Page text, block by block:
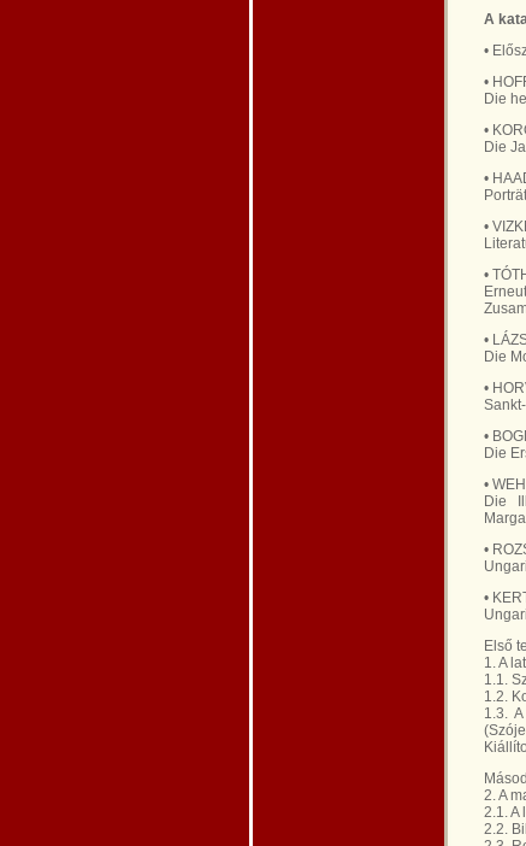
A
•
•
Die
•
Die
•
•
•
•
Die
•
•
Die
•
Die
•
•
Első
1. A
1.1.
1.2.
1.3.
2. A
2.1. A
2.2.